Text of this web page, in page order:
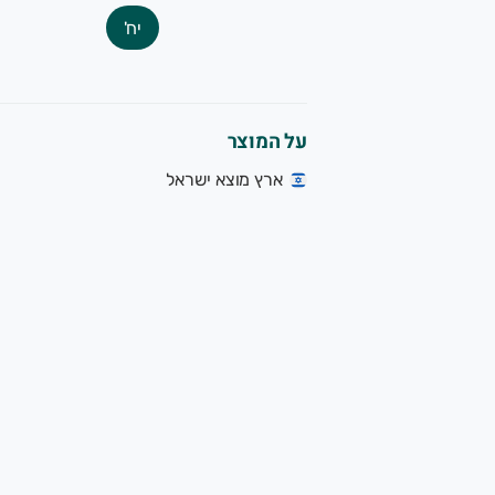
יח'
על המוצר
ארץ מוצא ישראל